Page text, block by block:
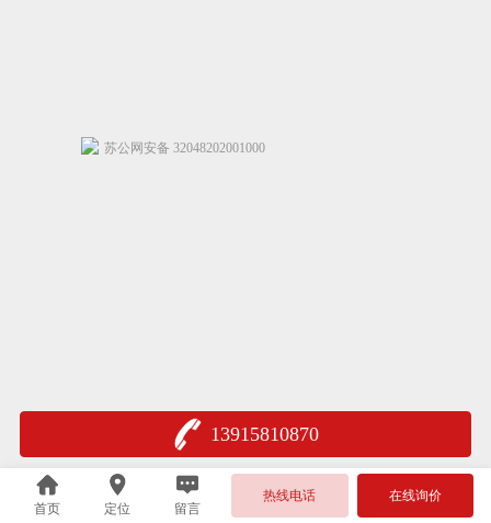
13915810870
首页 定位 留言
热线电话 在线询价
苏公网安备 32048202001000